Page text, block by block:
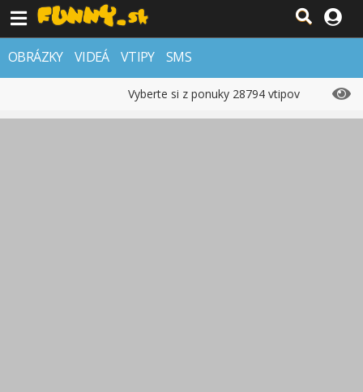
OBRÁZKY VIDEÁ VTIPY SMS
Vyberte si z ponuky 28794 vtipov